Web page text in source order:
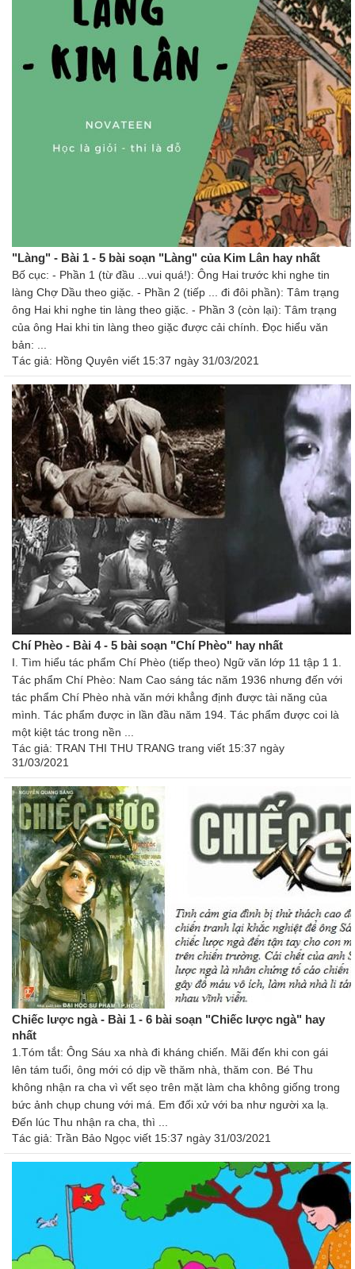
"Làng" - Bài 1 - 5 bài soạn "Làng" của Kim Lân hay nhất
Bố cục: - Phần 1 (từ đầu ...vui quá!): Ông Hai trước khi nghe tin
làng Chợ Dầu theo giặc. - Phần 2 (tiếp ... đi đôi phần): Tâm trạng
ông Hai khi nghe tin làng theo giặc. - Phần 3 (còn lại): Tâm trạng
của ông Hai khi tin làng theo giặc được cải chính. Đọc hiểu văn
bản: ...
Tác giả: Hồng Quyên viết 15:37 ngày 31/03/2021
Chí Phèo - Bài 4 - 5 bài soạn "Chí Phèo" hay nhất
I. Tìm hiểu tác phẩm Chí Phèo (tiếp theo) Ngữ văn lớp 11 tập 1 1.
Tác phẩm Chí Phèo: Nam Cao sáng tác năm 1936 nhưng đến với
tác phẩm Chí Phèo nhà văn mới khẳng định được tài năng của
mình. Tác phẩm được in lần đầu năm 194. Tác phẩm được coi là
một kiệt tác trong nền ...
Tác giả: TRAN THI THU TRANG trang viết 15:37 ngày
31/03/2021
Chiếc lược ngà - Bài 1 - 6 bài soạn "Chiếc lược ngà" hay
nhất
1.Tóm tắt: Ông Sáu xa nhà đi kháng chiến. Mãi đến khi con gái
lên tám tuổi, ông mới có dịp về thăm nhà, thăm con. Bé Thu
không nhận ra cha vì vết sẹo trên mặt làm cha không giống trong
bức ảnh chụp chung với má. Em đối xử với ba như người xa lạ.
Đến lúc Thu nhận ra cha, thì ...
Tác giả: Trần Bảo Ngọc viết 15:37 ngày 31/03/2021